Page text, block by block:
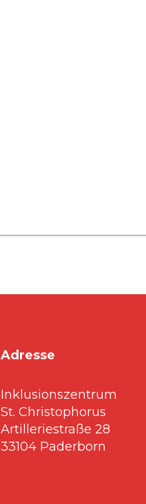
Adresse
Inklusionszentrum
St. Christophorus
Artilleriestraße 28
33104 Paderborn